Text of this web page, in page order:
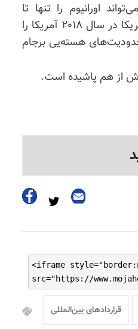
ایران می‌تواند اورانیوم را تنها تا
۳/۶۷درصد غنی کند. پس از آن‌که دونالد ترامپ، رئیس‌جمهور وقت آمریکا در سال ۲۰۱۸ آمریکا را
هسته‌یی برجام
<iframe
src="https://
قراردادهای بین‌المللی